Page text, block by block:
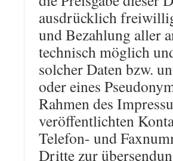
ausdrücklich
und Bezahlung aller
technisch möglich
solcher Daten bzw.
oder eines
Rahmen des
veröffentlichten
Telefon- und
Dritte zur